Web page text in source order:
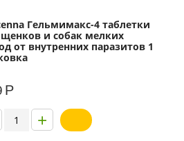
Гельмимакс-4 таблетки
и собак мелких
от внутренних паразитов 1
Р
+